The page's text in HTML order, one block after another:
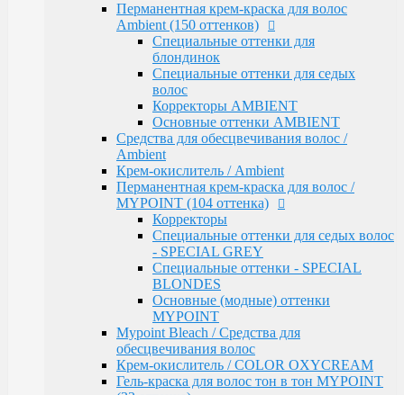
BLONDES
Основные (модные) оттенки
MYPOINT
Mypoint Bleach / Средства для
обесцвечивания волос
Крем-окислитель / COLOR OXYCREAM
Гель-краска для волос тон в тон MYPOINT
(33 оттенка)
Активаторы для окрашивания волос гель-
краской тон в тон
MYPOINT / Краска для бровей и ресниц
BTX Forte / Трехэтапная программа
реконструкции волос
Ambient Form / Долговременная укладка волос
Ambient Expert Pro / Процедуры ухода за волосами
AMBIENT Moisture / Для ухода за сухими и
ломкими волосами
Ambient Volume / Для тонких волос
AMBIENT LONG / Ухода за длинными волосами
AMBIENT Revival / Для восстановления
поврежденных волос
AMBIENT Anti Yellow / Для нейтрализации
желтых оттенков на светлых волосах
AMBIENT Express / Для экспресс-ухода и
Перманентная крем-краска для волос
Ambient (150 оттенков)
Специальные оттенки для
блондинок
Специальные оттенки для седых
волос
Корректоры AMBIENT
Основные оттенки AMBIENT
Средства для обесцвечивания волос /
Ambient
Крем-окислитель / Ambient
Перманентная крем-краска для волос /
MYPOINT (104 оттенка)
Корректоры
Специальные оттенки для седых волос
- SPECIAL GREY
Специальные оттенки - SPECIAL
BLONDES
Основные (модные) оттенки
MYPOINT
Mypoint Bleach / Средства для
обесцвечивания волос
Крем-окислитель / COLOR OXYCREAM
Гель-краска для волос тон в тон MYPOINT